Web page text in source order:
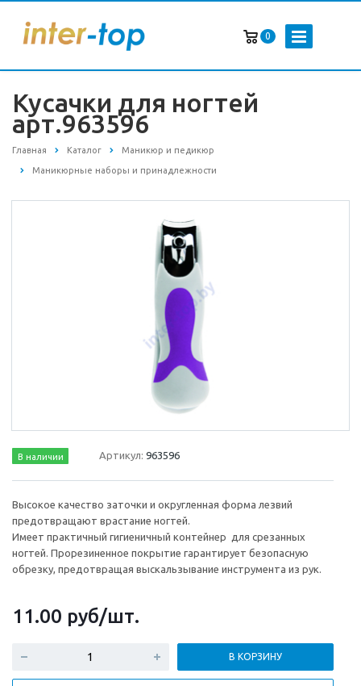
0
Кусачки для ногтей
арт.963596
Главная Каталог Маникюр и педикюр
Маникюрные наборы и принадлежности
В наличии Артикул:963596
Высокое качество заточки и округленная форма лезвий
предотвращают врастание ногтей.
Имеет практичный гигиеничный контейнер для срезанных
ногтей. Прорезиненное покрытие гарантирует безопасную
обрезку, предотвращая выскальзывание инструмента из рук.
11.00 руб/шт.
В КОРЗИНУ